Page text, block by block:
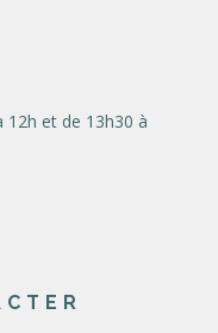
12h et de 13h30 à